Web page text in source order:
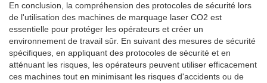
En conclusion, la compréhension des protocoles de sécurité lors
de l'utilisation des machines de marquage laser CO2 est
essentielle pour protéger les opérateurs et créer un
environnement de travail sûr. En suivant des mesures de sécurité
spécifiques, en appliquant des protocoles de sécurité et en
atténuant les risques, les opérateurs peuvent utiliser efficacement
ces machines tout en minimisant les risques d'accidents ou de